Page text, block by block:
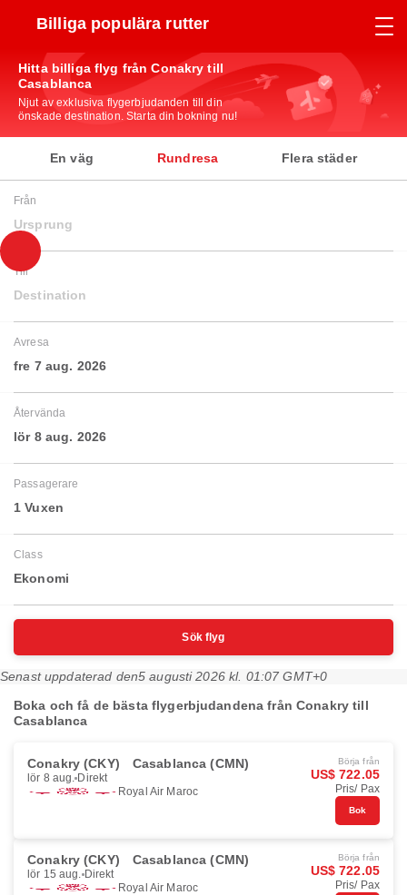
Billiga populära rutter
Hitta billiga flyg från Conakry till
Casablanca
Njut av exklusiva flygerbjudanden till din
önskade destination. Starta din bokning nu!
En väg Rundresa Flera städer
Från
Ursprung
Till
Destination
Avresa
fre 7 aug. 2026
Återvända
lör 8 aug. 2026
Passagerare
1 Vuxen
Class
Ekonomi
Sök flyg
Senast uppdaterad den5 augusti 2026 kl. 01:07 GMT+0
Boka och få de bästa flygerbjudandena från Conakry till
Casablanca
Conakry (CKY) Casablanca (CMN)
lör 8 aug. Direkt
Royal Air Maroc
Börja från
US$ 722.05
Pris/ Pax
Bok
Conakry (CKY) Casablanca (CMN)
lör 15 aug. Direkt
Royal Air Maroc
Börja från
US$ 722.05
Pris/ Pax